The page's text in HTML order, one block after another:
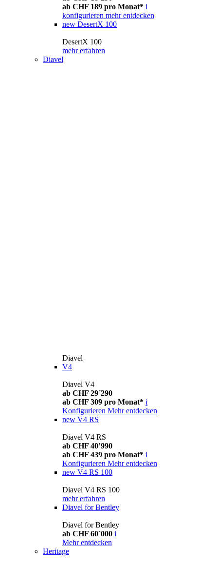
ab CHF 189 pro Monat* i
konfigurieren mehr entdecken
new DesertX 100
DesertX 100
mehr erfahren
Diavel
Diavel
V4
Diavel V4
ab CHF 29´290
ab CHF 309 pro Monat* i
Konfigurieren Mehr entdecken
new V4 RS
Diavel V4 RS
ab CHF 40’990
ab CHF 439 pro Monat* i
Konfigurieren Mehr entdecken
new V4 RS 100
Diavel V4 RS 100
mehr erfahren
Diavel for Bentley
Diavel for Bentley
ab CHF 60´000 i
Mehr entdecken
Heritage